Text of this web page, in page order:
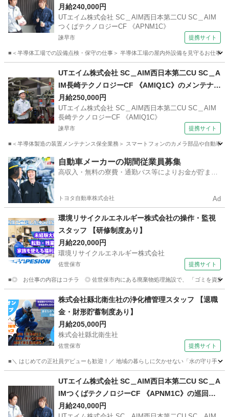
点検・メンテナンス保全 【深夜】
月給240,000円
UTエイム株式会社 SC＿AIM西日本第二CU SC＿AIM
つくばテクノロジーCF 《APNM1C》
諫早市 提携サイト
■＜半導体工場での設備点検・保守の仕事＞ 半導体工場の屋内外設備を見守るお仕事
マンション管理
UTエイム株式会社 SC＿AIM西日本第二CU SC＿A
IM長崎テクノロジーCF 《AMIQ1C》のメンテナン
ス保全・保守 【学歴不問】
月給250,000円
UTエイム株式会社 SC＿AIM西日本第二CU SC＿AIM
長崎テクノロジーCF 《AMIQ1C》
諫早市 提携サイト
■＜半導体製造の装置メンテナンス保全業務＞ スマートフォンのカメラ部品や自動車
長崎 諫早市 マンション管理
自動車メーカーの期間従業員募集
高収入・無料の寮費・通勤バス等によりお金が貯まり
トヨタ自動車株式会社 Ad
環境リサイクルエネルギー株式会社の操作・監視
スタッフ 【研修制度あり】
月給220,000円
環境リサイクルエネルギー株式会社
佐世保市 提携サイト
■◎ お仕事の内容はコチラ ◎ 佐世保市内にある廃棄物処理施設で、 「ゴミを資源
マンション管理
株式会社縣北衛生社の浄化槽管理スタッフ 【退職
金・財形貯蓄制度あり】
月給205,000円
株式会社縣北衛生社
佐世保市 提携サイト
■＼ はじめての正社員デビューも歓迎！／ 地域の暮らしに欠かせない「水の守り手」
マンション管理
UTエイム株式会社 SC＿AIM西日本第二CU SC＿A
IMつくばテクノロジーCF 《APNM1C》の巡回・
点検・メンテナンス保全 【深夜】
月給240,000円